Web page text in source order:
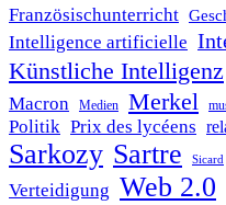
Französischunterricht
Intelligence artificielle
Künstliche Intelligenz
Macron Medien Merkel
Politik Prix des lycéens
Sarkozy Sartre Sicard
Verteidigung Web 2.0